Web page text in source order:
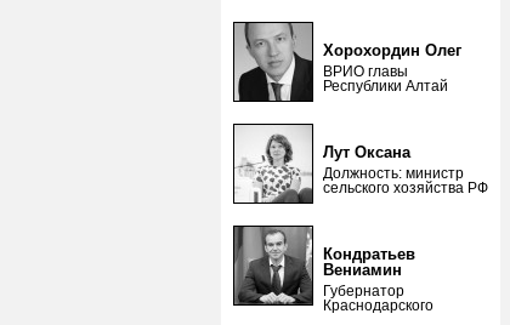
Хорохордин Олег
ВРИО главы
Республики Алтай
Лут Оксана
Должность: министр
сельского хозяйства РФ
Кондратьев
Вениамин
Губернатор
Краснодарского